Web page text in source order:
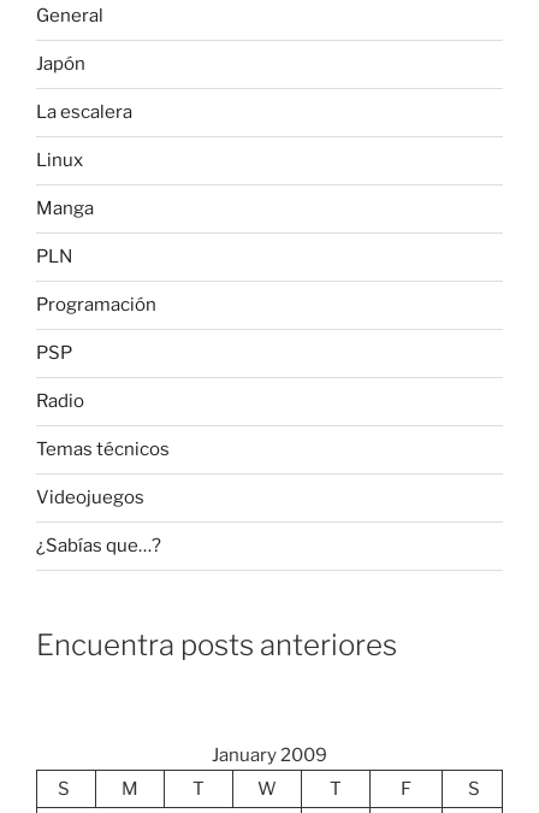
General
Japón
La escalera
Linux
Manga
PLN
Programación
PSP
Radio
Temas técnicos
Videojuegos
¿Sabías que…?
Encuentra posts anteriores
January 2009
S
M T W T F
S